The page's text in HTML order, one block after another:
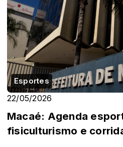
Esportes
22/05/2026
Macaé: Agenda
fisiculturismo e